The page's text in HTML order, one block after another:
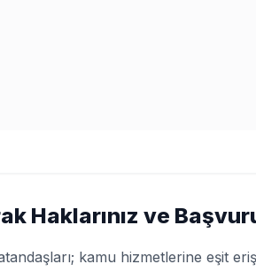
Haklarınız ve
kamu hizmetlerine eşit